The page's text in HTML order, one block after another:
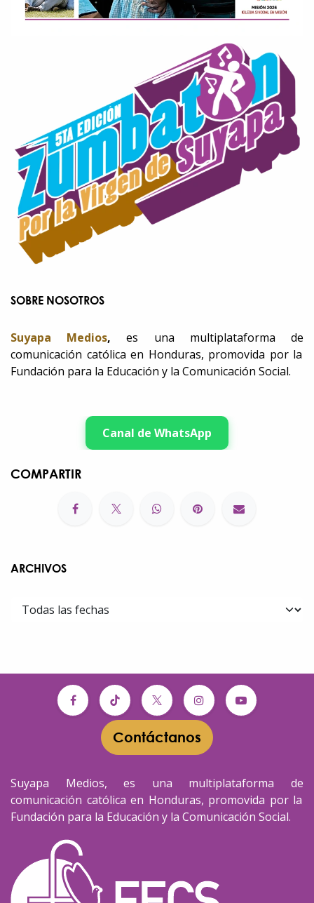
SOBRE NOSOTROS
Suyapa Medios, es una multiplataforma de
comunicación católica en Honduras, promovida por la
Fundación para la Educación y la Comunicación Social.
Canal de WhatsApp
COMPARTIR
ARCHIVOS
Contáctanos​​
Suyapa Medios, es una multiplataforma de
comunicación católica en Honduras, promovida por la
Fundación para la Educación y la Comunicación Social.